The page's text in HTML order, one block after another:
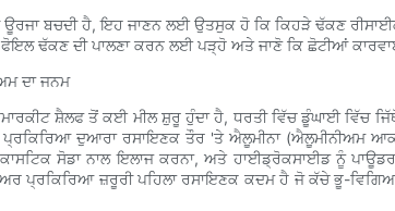
ਊਰਜਾ ਬਚਦੀ ਹੈ, ਇਹ ਜਾਣਨ ਲਈ ਉਤਸੁਕ ਹੋ ਕਿ ਕਿਹੜੇ ਢੱਕਣ
ਫੋਇਲ ਢੱਕਣ ਦੀ ਪਾਲਣਾ ਕਰਨ ਲਈ ਪੜ੍ਹੋ ਅਤੇ ਜਾਣੋ ਕਿ ਛੋਟੀਆਂ
ਦਾ ਜਨਮ
ਸ਼ੈਲਫ ਤੋਂ ਕਈ ਮੀਲ ਸ਼ੁਰੂ ਹੁੰਦਾ ਹੈ, ਧਰਤੀ ਵਿੱਚ ਡੂੰਘਾਈ ਵਿੱਚ
ਦੁਆਰਾ ਰਸਾਇਣਕ ਤੌਰ 'ਤੇ ਐਲੂਮੀਨਾ (ਐਲੂਮੀਨੀਅਮ
ਸੋਡਾ ਨਾਲ ਇਲਾਜ ਕਰਨਾ, ਅਤੇ ਹਾਈਡ੍ਰੋਕਸਾਈਡ ਨੂੰ
ਬੇਅਰ ਪ੍ਰਕਿਰਿਆ ਜ਼ਰੂਰੀ ਪਹਿਲਾ ਰਸਾਇਣਕ ਕਦਮ ਹੈ ਜੋ ਕੱਚੇ ਭੂ-